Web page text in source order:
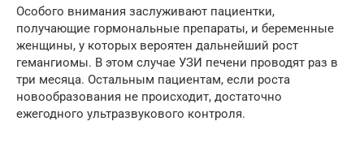
Особого внимания заслуживают пациентки,
получающие гормональные препараты, и беременные
женщины, у которых вероятен дальнейший рост
гемангиомы. В этом случае УЗИ печени проводят раз в
три месяца. Остальным пациентам, если роста
новообразования не происходит, достаточно
ежегодного ультразвукового контроля.